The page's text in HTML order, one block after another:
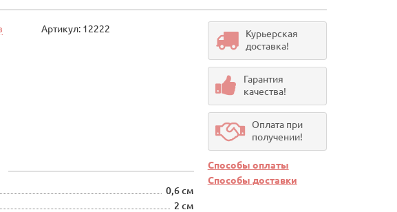
Артикул: 12222
0,6 см
2 см
Курьерская
доставка!
Гарантия
качества!
Оплата при
получении!
Способы оплаты
Способы доставки